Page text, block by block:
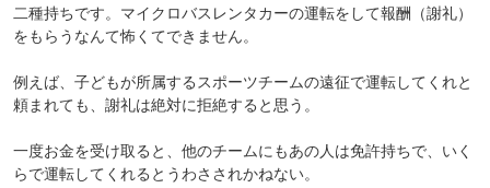
二種持ちです。マイクロバスレンタカーの運転をして報酬（謝礼）
をもらうなんて怖くてできません。
例えば、子どもが所属するスポーツチームの遠征で運転してくれと
頼まれても、謝礼は絶対に拒絶すると思う。
一度お金を受け取ると、他のチームにもあの人は免許持ちで、いく
らで運転してくれるとうわさされかねない。